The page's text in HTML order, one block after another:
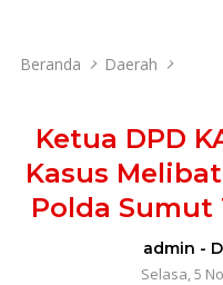
Beranda Daerah
Ketua DPD
Kasus
Polda
admin -
Selasa, 5